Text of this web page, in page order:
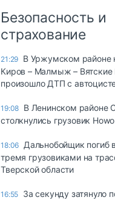
Безопасность и
страхование
21:29 В Уржумском районе
Киров – Малмыж – Вятские
произошло ДТП с
19:08 В Ленинском районе
столкнулись грузовик
18:06 Дальнобойщик погиб
тремя грузовиками на
Тверской области
16:55 За секунду затянуло